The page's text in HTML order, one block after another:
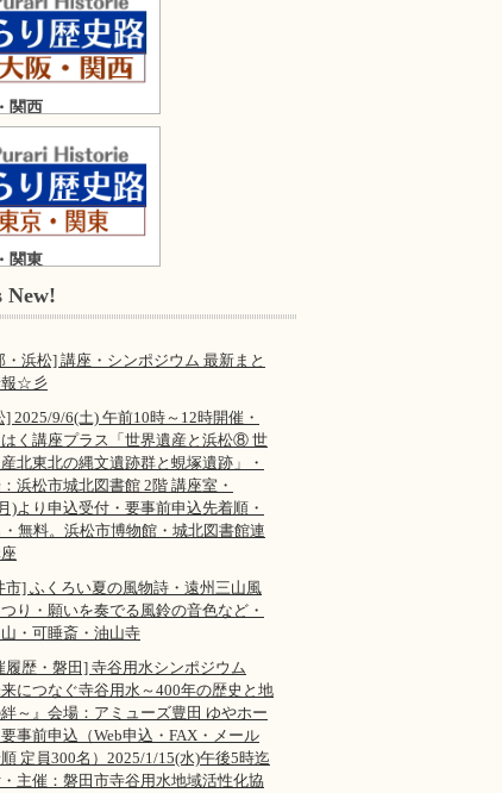
関西
関東
New!
・浜松] 講座・シンポジウム 最新まと
報☆彡
] 2025/9/6(土) 午前10時～12時開催・
く講座プラス「世界遺産と浜松⑧ 世
北東北の縄文遺跡群と蜆塚遺跡」・
浜松市城北図書館 2階 講座室・
)より申込受付・要事前申込先着順・
無料。浜松市博物館・城北図書館連
市] ふくろい夏の風物詩・遠州三山風
り・願いを奏でる風鈴の音色など・
・可睡斎・油山寺
履歴・磐田] 寺谷用水シンポジウム
来につなぐ寺谷用水～400年の歴史と地
～』会場：アミューズ豊田 ゆやホー
事前申込（Web申込・FAX・メール
定員300名）2025/1/15(水)午後5時迄
主催：磐田市寺谷用水地域活性化協